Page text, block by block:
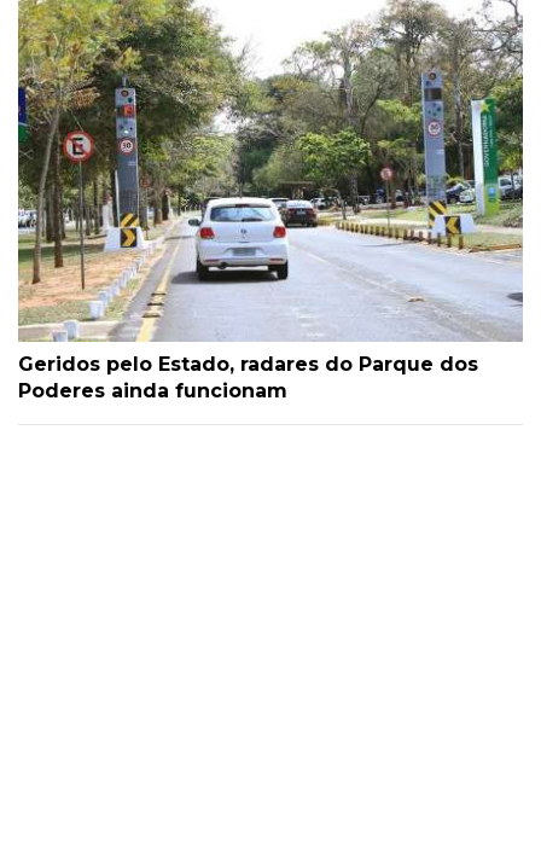
Geridos pelo Estado, radares do Parque dos
Poderes ainda funcionam